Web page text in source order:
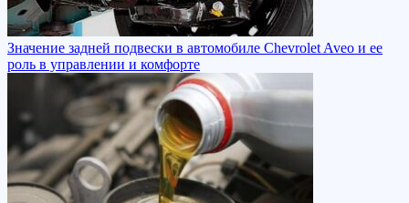
Значение задней подвески в автомобиле Chevrolet Aveo и ее
роль в управлении и комфорте